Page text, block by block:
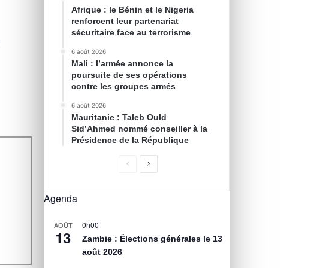
Afrique : le Bénin et le Nigeria
renforcent leur partenariat
sécuritaire face au terrorisme
6 août 2026
Mali : l’armée annonce la
poursuite de ses opérations
contre les groupes armés
6 août 2026
Mauritanie : Taleb Ould
Sid’Ahmed nommé conseiller à la
Présidence de la République
Agenda
AOÛT
13
0h00
Zambie : Élections générales le 13
août 2026